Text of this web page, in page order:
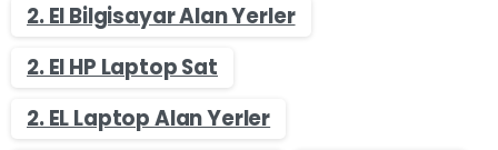
2. El Bilgisayar Alan Yerler
2. El HP Laptop Sat
2. EL Laptop Alan Yerler